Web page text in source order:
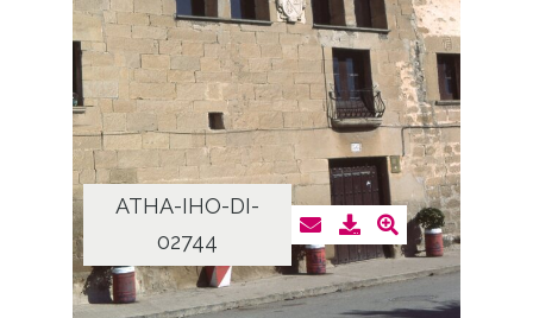
ATHA-IHO-DI-
02744